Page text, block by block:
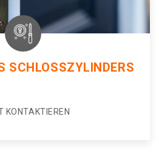
SCHLOSSZYLINDERS
KONTAKTIEREN